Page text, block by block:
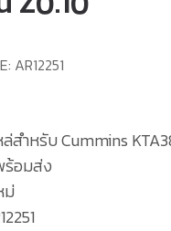
AR12251
สำหรับ Cummins
ร้อมส่ง
ม่